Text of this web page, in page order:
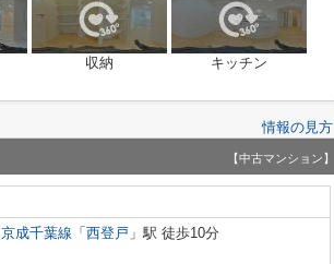
収納 キッチン
情報の見方
【中古マンション】
京成千葉線 「 西登戸 」駅 徒歩10分